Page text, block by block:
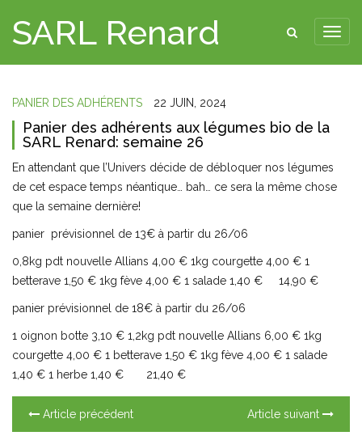
SARL Renard
PANIER DES ADHÉRENTS 22 JUIN, 2024
Panier des adhérents aux légumes bio de la
SARL Renard: semaine 26
En attendant que l’Univers décide de débloquer nos légumes
de cet espace temps néantique… bah… ce sera la même chose
que la semaine dernière!
panier prévisionnel de 13€ à partir du 26/06
0,8kg pdt nouvelle Allians 4,00 € 1kg courgette 4,00 € 1
betterave 1,50 € 1kg fève 4,00 € 1 salade 1,40 € 14,90 €
panier prévisionnel de 18€ à partir du 26/06
1 oignon botte 3,10 € 1,2kg pdt nouvelle Allians 6,00 € 1kg
courgette 4,00 € 1 betterave 1,50 € 1kg fève 4,00 € 1 salade
1,40 € 1 herbe 1,40 € 21,40 €
Article précédent Article suivant